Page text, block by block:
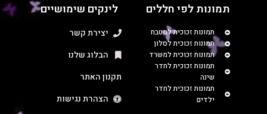
תמונות לפי חללים
תמונות זכוכית למטבח
תמונות זכוכית לסלון
תמונות זכוכית למשרד
תמונות זכוכית לחדר
שינה
תמונות זכוכית לחדר
ילדים
לינקים שימושיים
יצירת קשר
הבלוג שלנו
תקנון האתר
הצהרת נגישות